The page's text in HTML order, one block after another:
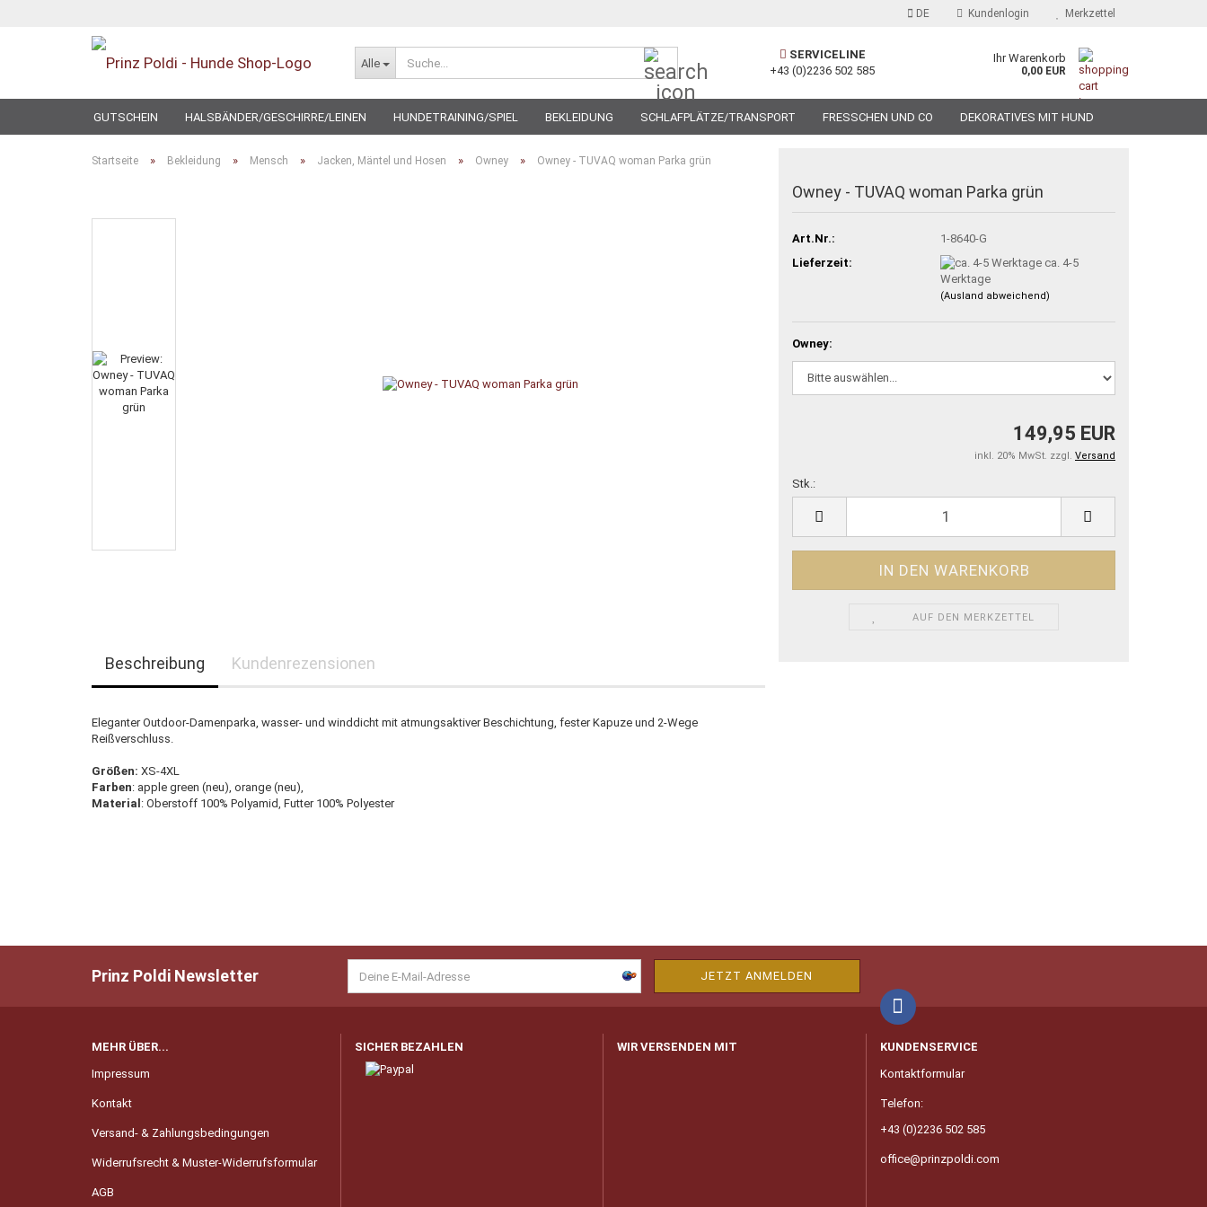
DE Kundenlogin Merkzettel
Alle
SERVICELINE
+43 (0)2236 502 585
Ihr Warenkorb
0,00 EUR
GUTSCHEIN HALSBÄNDER/GESCHIRRE/LEINEN HUNDETRAINING/SPIEL BEKLEIDUNG SCHLAFPLÄTZE/TRANSPORT FRESSCHEN UND CO DEKORATIVES MIT HUND
SPECIAL
Startseite » Bekleidung » Mensch » Jacken, Mäntel und Hosen » Owney » Owney - TUVAQ woman Parka grün
Owney - TUVAQ woman Parka grün
Art.Nr.:
1-8640-G
Lieferzeit:
ca. 4-5
Werktage
(Ausland abweichend)
Owney:
149,95 EUR
inkl. 20% MwSt. zzgl. Versand
Stk.:
AUF DEN MERKZETTEL
Beschreibung Kundenrezensionen
Eleganter Outdoor-Damenparka, wasser- und winddicht mit atmungsaktiver Beschichtung, fester Kapuze und 2-Wege
Reißverschluss.
Größen: XS-4XL
Farben: apple green (neu), orange (neu),
Material : Oberstoff 100% Polyamid, Futter 100% Polyester
Prinz Poldi Newsletter
MEHR ÜBER...
Impressum
Kontakt
Versand- & Zahlungsbedingungen
Widerrufsrecht & Muster-Widerrufsformular
AGB
SICHER BEZAHLEN WIR VERSENDEN MIT
KUNDENSERVICE
Kontaktformular
Telefon:
+43 (0)2236 502 585
office@prinzpoldi.com